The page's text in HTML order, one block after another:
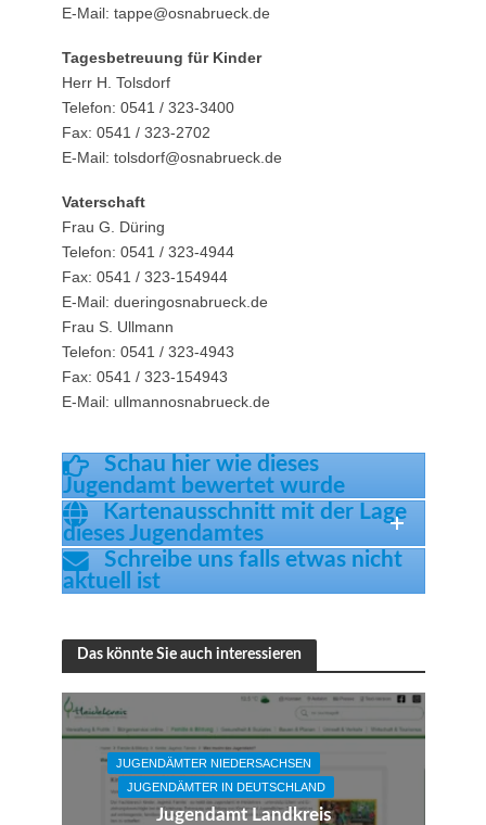
E-Mail: tappe@osnabrueck.de
Tagesbetreuung für Kinder
Herr H. Tolsdorf
Telefon: 0541 / 323-3400
Fax: 0541 / 323-2702
E-Mail: tolsdorf@osnabrueck.de
Vaterschaft
Frau G. Düring
Telefon: 0541 / 323-4944
Fax: 0541 / 323-154944
E-Mail: dueringosnabrueck.de
Frau S. Ullmann
Telefon: 0541 / 323-4943
Fax: 0541 / 323-154943
E-Mail: ullmannosnabrueck.de
Schau hier wie dieses
Jugendamt bewertet wurde
Kartenausschnitt mit der Lage
dieses Jugendamtes
Schreibe uns falls etwas nicht
aktuell ist
Das könnte Sie auch interessieren
JUGENDÄMTER NIEDERSACHSEN
JUGENDÄMTER IN DEUTSCHLAND
Jugendamt Landkreis